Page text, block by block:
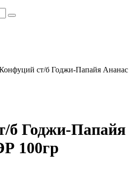
ст/б Годжи-Папайя Ананас
б Годжи-Папайя
100гр